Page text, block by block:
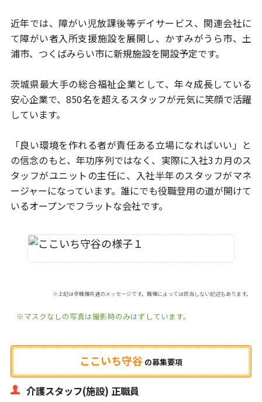
近年では、障がい児放課後等デイサービス、関連会社に
て障がい者入所支援施設を展開し、かすみがうら市、土
浦市、つくばみらい市に新規施設を開設予定です。
茨城県最大手の総合福祉企業として、年々成長している
安心企業で、850名を超えるスタッフが元気に笑顔で活躍
しています。
「良い環境を作れる者が責任ある立場になればいい」と
の信念のもと、年功序列ではなく、実際に入社3カ月のス
タッフがユニットの主任に、
入社半年のスタッフがマネ
ージャーになっています。 誰にでも役職登用の道が開けて
いるオープンでフラットな会社です。
※上記は全職種共通のメッセージです。職種によっては該当しない記述もあります。
※マスクなしの写真は撮影時のみはずしています。
ここいち守谷 の募集要項
介護スタッフ(施設) 正職員